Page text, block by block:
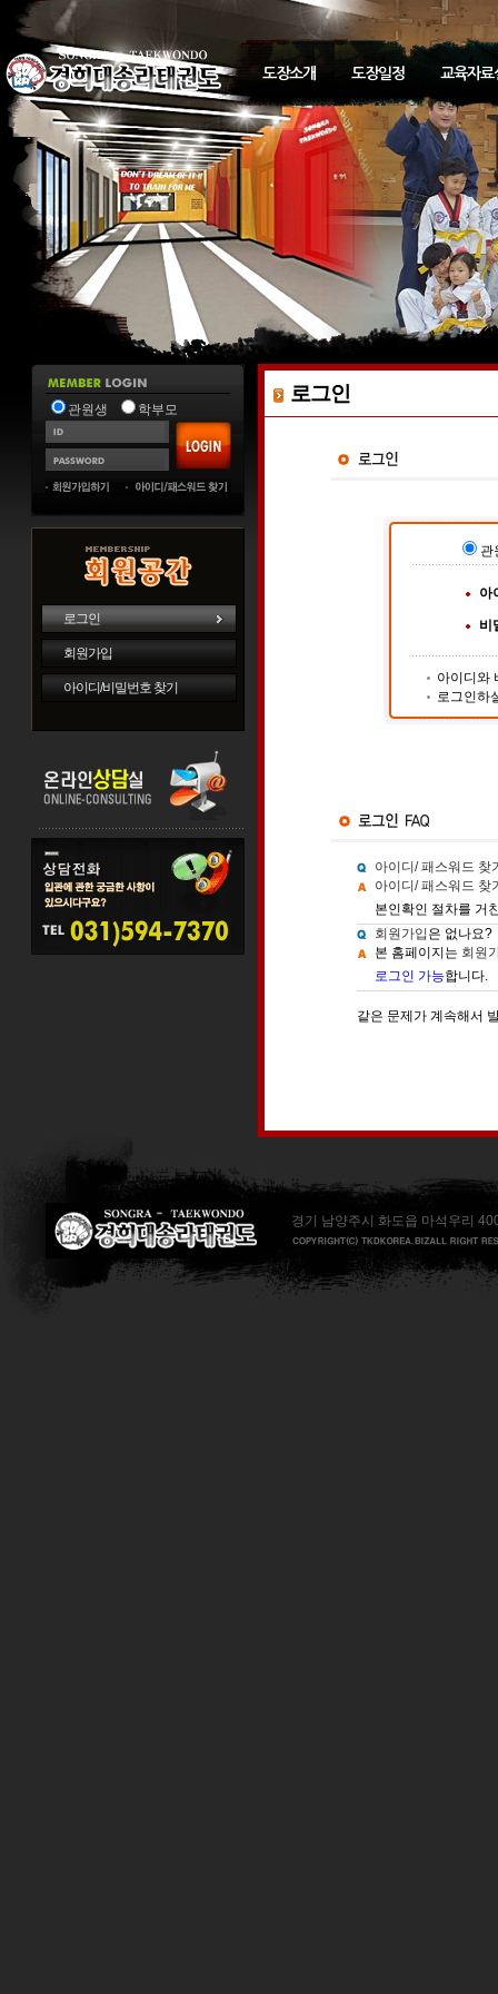
도장소개 도장일정 교육자료
관원생 학부모
로그인
회원가입
아이디/비밀번호 찾기
로그인
아
비
아이디와
로그인하
아이디/ 패스워드 찾
아이디/ 패스워드 찾
본인확인 절차를 거
회원가입 은 없나요?
본 홈페이지는 회원
로그인 가능합니다.
같은 문제가 계속해서
경기 남양주시 화도읍 마석우리